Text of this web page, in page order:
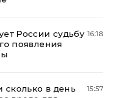
России судьбу
появления
16:18
сколько в день
15:57